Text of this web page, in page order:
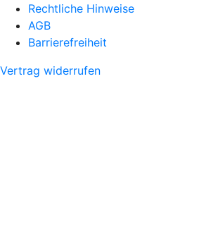
Rechtliche Hinweise
AGB
Barrierefreiheit
Vertrag widerrufen